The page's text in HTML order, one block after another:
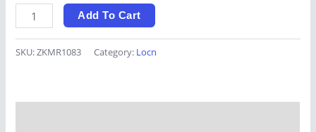
Kaca
Mobil
Gedang
Add To Cart
SKU:ZKMR1083 Category: Locn